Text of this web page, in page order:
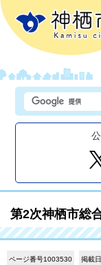
第2次神栖市総
ページ番号1003530 掲載